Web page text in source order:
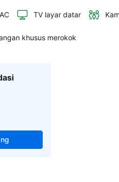
AC TV layar datar
khusus merokok